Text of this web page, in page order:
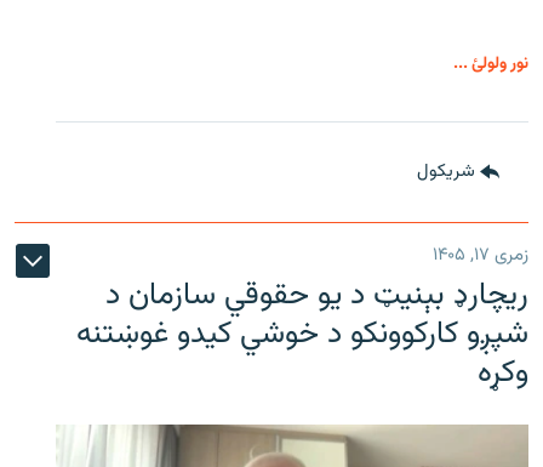
نور ولولئ ...
شريکول
زمری ۱۷, ۱۴۰۵
ریچارډ بېنیټ د یو حقوقي سازمان د
شپږو کارکوونکو د خوشي کیدو غوښتنه
وکړه